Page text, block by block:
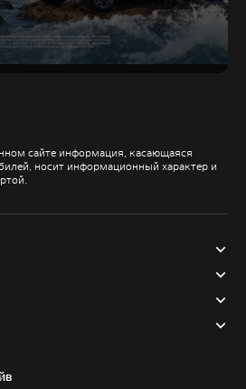
сайте информация, касающаяся
носит информационный характер и